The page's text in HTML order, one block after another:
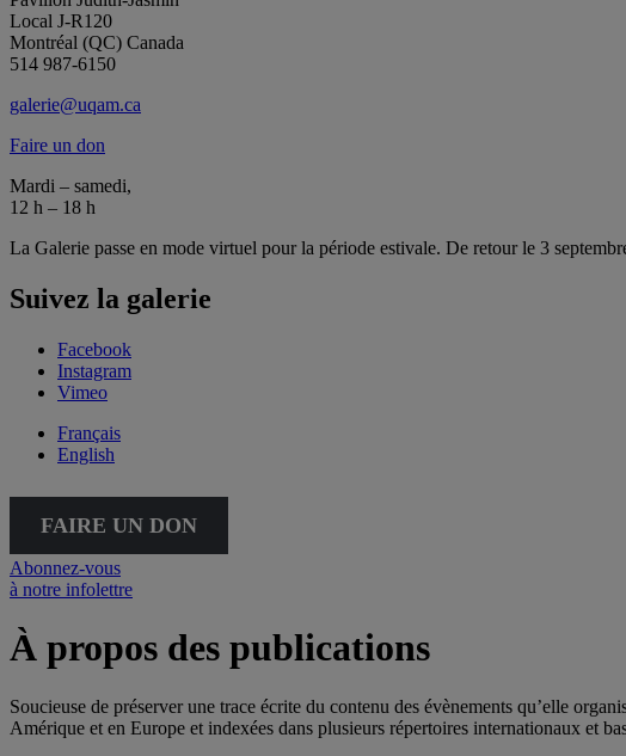
Local J-R120
Montréal (QC) Canada
514 987-6150
galerie@uqam.ca
Faire un don
Mardi – samedi,
12 h – 18 h
La Galerie passe en mode virtuel pour la période estivale. De retour le 3
Suivez la galerie
Facebook
Instagram
Vimeo
Français
English
FAIRE UN DON
Abonnez-vous
à notre infolettre
À propos des publications
Soucieuse de préserver une trace écrite du contenu des évènements qu’elle
Amérique et en Europe et indexées dans plusieurs répertoires internationaux et